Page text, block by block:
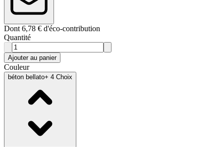
Dont 6,78 € d'éco-contribution
Quantité
Ajouter au panier
Couleur
béton bellato+ 4 Choix